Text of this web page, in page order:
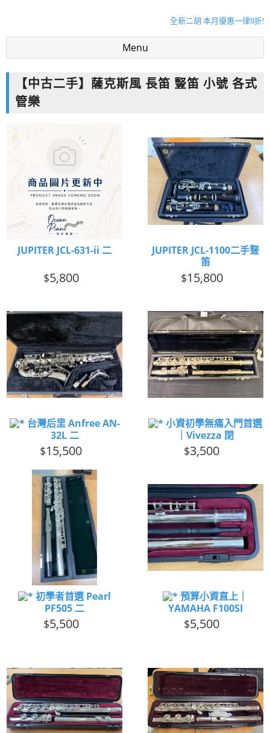
全新二胡 本月優惠一律8折!
暑假限定!購買指定款吉他免費送攜帶式吉他架!
專業鋼琴到府調音、保養服務~ 歡迎來電預約!
暑假限定!購買指定款吉他免費送攜帶式吉他架!
專業鋼琴到府調音、保養服務~ 歡迎來電預約!
Menu
【中古二手】薩克斯風 長笛 豎笛 小號 各式
管樂
JUPITER JCL-631-ii 二
$5,800
JUPITER JCL-1100二手豎
笛
$15,800
台灣后里 Anfree AN-
32L 二
$15,500
小資初學無痛入門首選
｜Vivezza 閉
$3,500
初學者首選 Pearl
PF505 二
$5,500
預算小資直上｜
YAMAHA F100SI
$5,500